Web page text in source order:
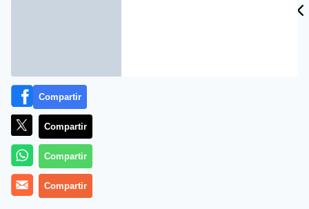
La Suprema Corte de los Estados Unidos adoptó el
Compartir
Compartir
Compartir
Compartir